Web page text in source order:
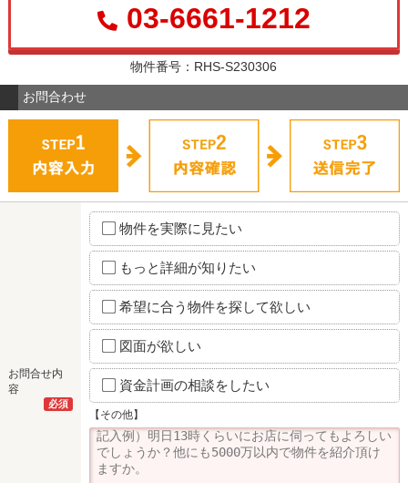
03-6661-1212
物件番号：RHS-S230306
お問合わせ
お問合せ内
容
必須
物件を実際に見たい
もっと詳細が知りたい
希望に合う物件を探して欲しい
図面が欲しい
資金計画の相談をしたい
【その他】